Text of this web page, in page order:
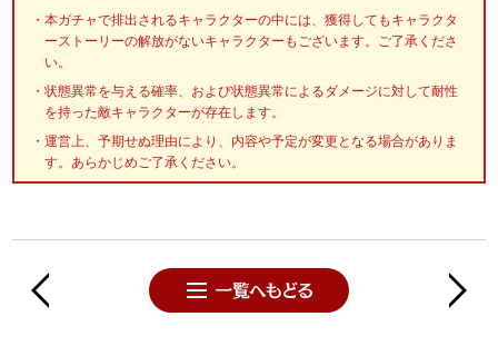
本ガチャで排出されるキャラクターの中には、獲得してもキャラクタ
ーストーリーの解放がないキャラクターもございます。ご了承くださ
い。
状態異常を与える確率、および状態異常によるダメージに対して耐性
を持った敵キャラクターが存在します。
運営上、予期せぬ理由により、内容や予定が変更となる場合がありま
す。あらかじめご了承ください。